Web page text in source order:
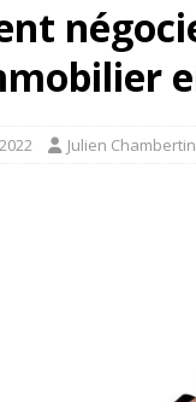
Julien Chambertin